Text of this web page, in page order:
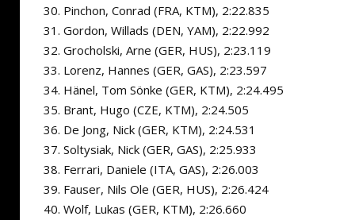
Pinchon, Conrad (FRA, KTM), 2:22.835
Gordon, Willads (DEN, YAM), 2:22.992
Grocholski, Arne (GER, HUS), 2:23.119
Lorenz, Hannes (GER, GAS), 2:23.597
Hänel, Tom Sönke (GER, KTM), 2:24.495
Brant, Hugo (CZE, KTM), 2:24.505
De Jong, Nick (GER, KTM), 2:24.531
Soltysiak, Nick (GER, GAS), 2:25.933
Ferrari, Daniele (ITA, GAS), 2:26.003
Fauser, Nils Ole (GER, HUS), 2:26.424
Wolf, Lukas (GER, KTM), 2:26.660